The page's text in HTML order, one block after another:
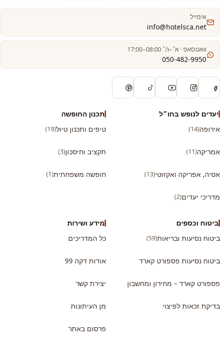
אימייל
info@hotelsca.net
וואטסאפ · א׳–ה׳ 08:00–17:00
050-482-9950
יעדים לנופש בחו״ל
אירופה(14)
אמריקה(11)
אסיה, אפריקה ואקזוטי(13)
מדריכי יעדים(2)
תכנון החופשה
טיפים ותכנון טיול(19)
תקציב וחיסכון(3)
חופשה משפחתית(1)
ביטוח וכספים
ביטוח נסיעות ובריאות(59)
ביטוח נסיעות פספורט קארד
פספורט קארד – מחירון ומחשבון
בדיקת זכאות לפיצוי
מידע ושירות
כל המדריכים
אודות דקה 99
יצירת קשר
מן העיתונות
פרסום באתר